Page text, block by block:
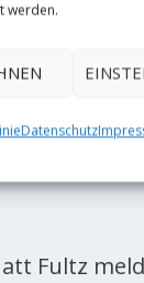
werden.
Datenschutz
Fultz